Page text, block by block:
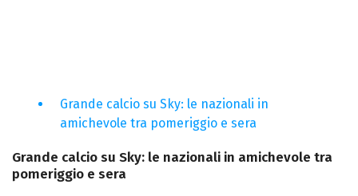
Grande calcio su Sky: le nazionali in
amichevole tra pomeriggio e sera
Grande calcio su Sky: le nazionali in amichevole tra
pomeriggio e sera